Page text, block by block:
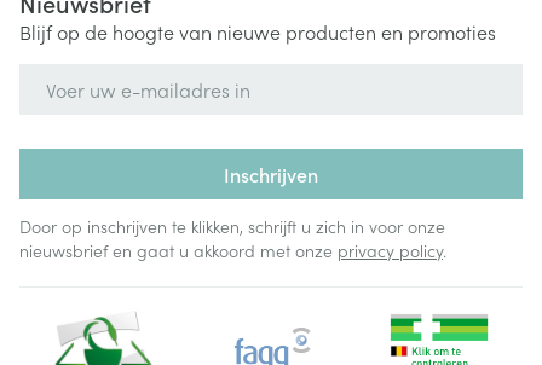
Blijf op de hoogte van nieuwe producten en promoties
Inschrijven
Door op inschrijven te klikken, schrijft u zich in voor onze
nieuwsbrief en gaat u akkoord met onze privacy policy.